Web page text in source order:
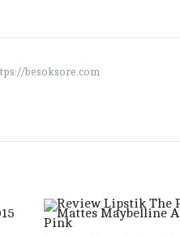
besoksore.com